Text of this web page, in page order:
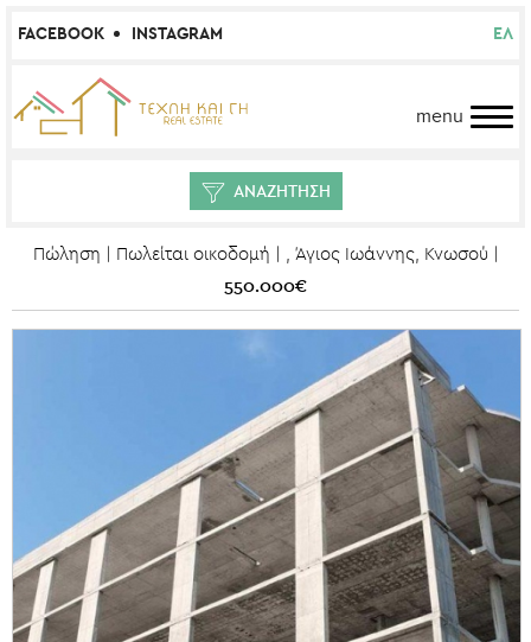
FACEBOOK INSTAGRAM ΕΛ
menu
ΑΝΑΖΗΤΗΣΗ
Πώληση | Πωλείται οικοδομή | , Άγιος Ιωάννης, Κνωσού |
550.000€